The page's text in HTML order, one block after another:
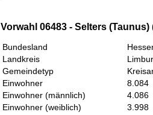
Vorwahl 06483 - Selters
Bundesland
Landkreis
Gemeindetyp
Einwohner
8.084
Einwohner (männlich)
4.086
Einwohner (weiblich)
3.998